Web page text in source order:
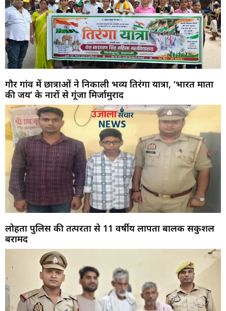
गौर गांव में छात्राओं ने निकाली भव्य तिरंगा यात्रा, ‘भारत माता
की जय’ के नारों से गूंजा मिर्जामुराद
लोहता पुलिस की तत्परता से 11 वर्षीय लापता बालक सकुशल
बरामद